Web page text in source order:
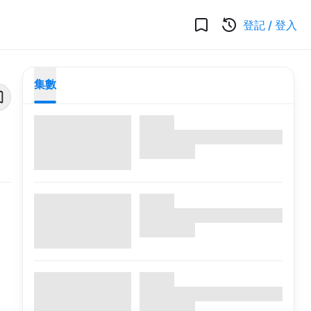
登記 / 登入
集數